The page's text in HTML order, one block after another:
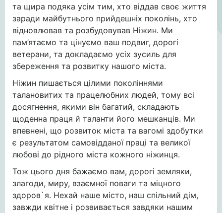
та щира подяка усім тим, хто віддав своє життя
заради майбутнього прийдешніх поколінь, хто
відновлював та розбудовував Ніжин. Ми
пам’ятаємо та цінуємо ваш подвиг, дорогі
ветерани, та докладаємо усіх зусиль для
збереження та розвитку нашого міста.
Ніжин пишається цілими поколіннями
талановитих та працелюбних людей, тому всі
досягнення, якими він багатий, складають
щоденна праця й таланти його мешканців. Ми
впевнені, що розвиток міста та вагомі здобутки
є результатом самовідданої праці та великої
любові до рідного міста кожного ніжинця.
Тож цього дня бажаємо вам, дорогі земляки,
злагоди, миру, взаємної поваги та міцного
здоров`я. Нехай наше місто, наш спільний дім,
завжди квітне і розвивається завдяки нашим